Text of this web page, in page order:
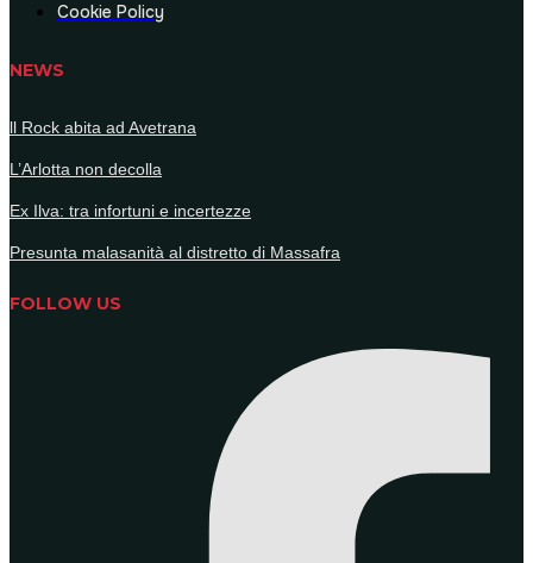
Cookie Policy
NEWS
ll Rock abita ad Avetrana
L’Arlotta non decolla
Ex Ilva: tra infortuni e incertezze
Presunta malasanità al distretto di Massafra
FOLLOW US